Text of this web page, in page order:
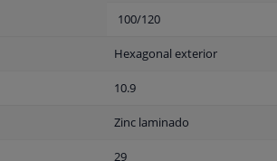
100/120
Hexagonal exterior
10.9
Zinc laminado
29